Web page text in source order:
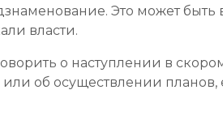
Это может
власти.
о наступлении в
об осуществлении